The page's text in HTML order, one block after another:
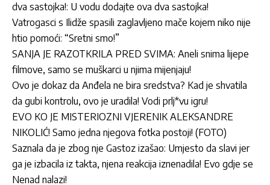
dva sastojka!: U vodu dodajte ova dva sastojka!
Vatrogasci s Ilidže spasili zaglavljeno mače kojem niko nije
htio pomoći: “Sretni smo!”
SANJA JE RAZOTKRILA PRED SVIMA: Aneli snima lijepe
filmove, samo se muškarci u njima mijenjaju!
Ovo je dokaz da Anđela ne bira sredstva? Kad je shvatila
da gubi kontrolu, ovo je uradila! Vodi prlj*vu igru!
EVO KO JE MISTERIOZNI VJERENIK ALEKSANDRE
NIKOLIĆ! Samo jedna njegova fotka postoji! (FOTO)
Saznala da je zbog nje Gastoz izašao: Umjesto da slavi jer
ga je izbacila iz takta, njena reakcija iznenadila! Evo gdje se
Nenad nalazi!